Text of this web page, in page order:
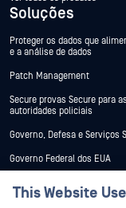
Soluções
Proteger os dados que
e a análise de dados
Patch Management
Secure provas Secure para as
autoridades policiais
Governo, Defesa e Serviços
Governo Federal dos EUA
This Website